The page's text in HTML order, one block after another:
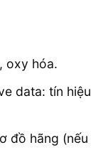
oxy hóa.
data: tín hiệu
đồ hãng (nếu